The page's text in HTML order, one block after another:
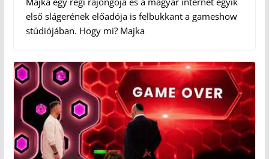
első slágerének előadója is felbukkant a gameshow
stúdiójában. Hogy mi? Majka